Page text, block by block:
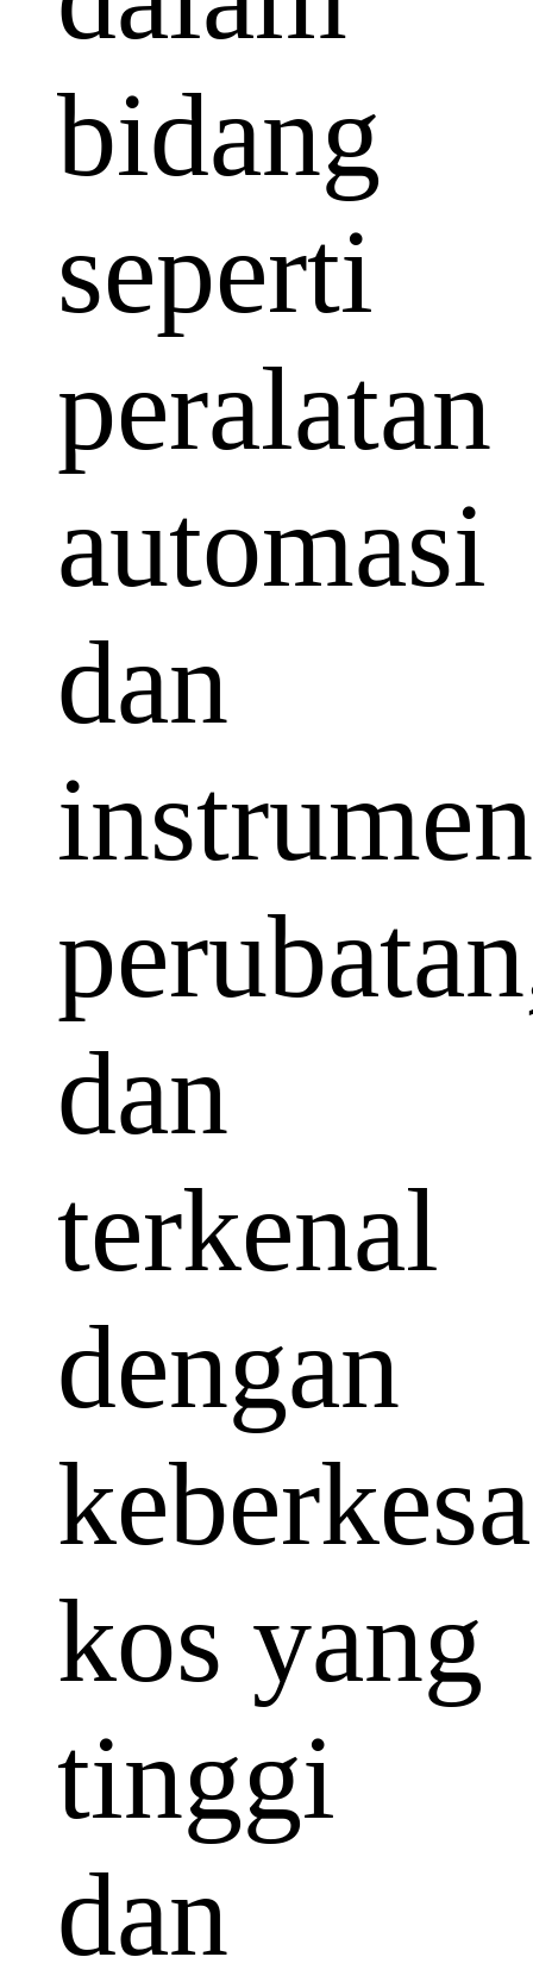
bidang
seperti
peralatan
automasi
dan
instrumen
dan
terkenal
dengan
kos yang
tinggi
dan